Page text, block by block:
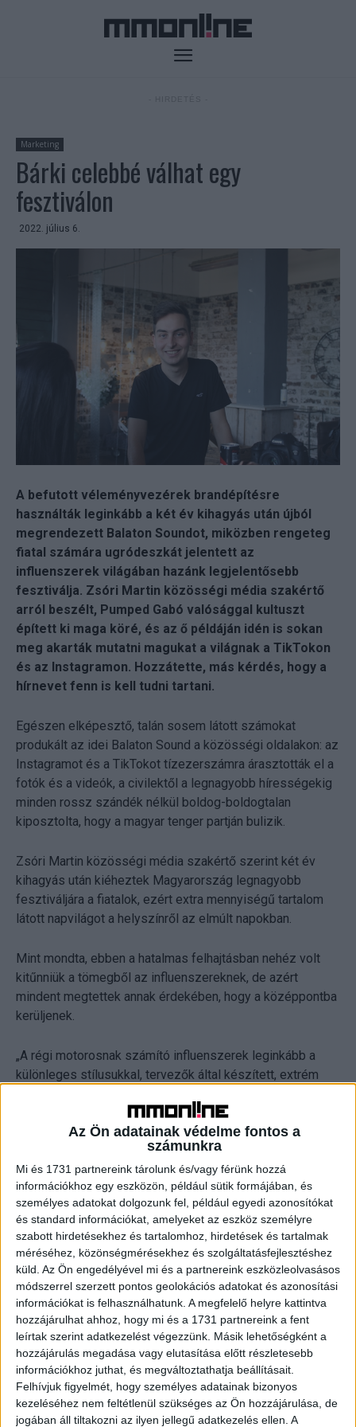
Az Ön adatainak védelme fontos a
számunkra
Mi és 1731 partnereink tárolunk és/vagy férünk hozzá
információkhoz egy eszközön, például sütik formájában, és
személyes adatokat dolgozunk fel, például egyedi azonosítókat
és standard információkat, amelyeket az eszköz személyre
szabott hirdetésekhez és tartalomhoz, hirdetések és tartalmak
méréséhez, közönségmérésekhez és szolgáltatásfejlesztéshez
küld. Az Ön engedélyével mi és a partnereink eszközleolvasásos
módszerrel szerzett pontos geolokációs adatokat és azonosítási
információkat is felhasználhatunk. A megfelelő helyre kattintva
hozzájárulhat ahhoz, hogy mi és a 1731 partnereink a fent
leírtak szerint adatkezelést végezzünk. Másik lehetőségként a
hozzájárulás megadása vagy elutasítása előtt részletesebb
információkhoz juthat, és megváltoztathatja beállításait.
Felhívjuk figyelmét, hogy személyes adatainak bizonyos
kezeléséhez nem feltétlenül szükséges az Ön hozzájárulása, de
jogában áll tiltakozni az ilyen jellegű adatkezelés ellen. A
Marketing
Bárki celebbé válhat egy
fesztiválon
2022. július 6.
A befutott véleményvezérek brandépítésre
használták leginkább a két év kihagyás után újból
megrendezett Balaton Soundot, miközben rengeteg
fiatal számára ugródeszkát jelentett az
influenszerek világában hazánk legjelentősebb
fesztiválja. Zsóri Martin közösségi média szakértő
arról beszélt, Pumped Gabó valósággal kultuszt
épített ki maga köré, és az ő példáján idén is sokan
meg akarták mutatni magukat a világnak a TikTokon
és az Instagramon. Hozzátette, más kérdés, hogy a
hírnevet fenn is kell tudni tartani.
Egészen elképesztő, talán sosem látott számokat
produkált az idei Balaton Sound a közösségi oldalakon: az
Instagramot és a TikTokot tízezerszámra árasztották el a
fotók és a videók, a civilektől a legnagyobb hírességekig
minden rossz szándék nélkül boldog-boldogtalan
kiposztolta, hogy a magyar tenger partján bulizik.
Zsóri Martin közösségi média szakértő szerint két év
kihagyás után kiéheztek Magyarország legnagyobb
fesztiváljára a fiatalok, ezért extra mennyiségű tartalom
látott napvilágot a helyszínről az elmúlt napokban.
Mint mondta, ebben a hatalmas felhajtásban nehéz volt
kitűnniük a tömegből az influenszereknek, de azért
mindent megtettek annak érdekében, hogy a középpontba
kerüljenek.
„A régi motorosnak számító influenszerek leginkább a
különleges stílusukkal, tervezők által készített, extrém
számít már polgárpukkasztónak. A férfiak emellett
szeretnek villogni a testükkel is. A celebek számára ez
kitűnő brandépítési lehetőség, ezért úgy közvetítettek
szinte minden lépésükről a közösségi oldalakon, mintha
az kötelező lenne” – fogalmazott az influenszer
menedzser.
Példaként említette Pumped Gabó esetét, akinek neve
szorosan fűződik a Balaton Soundhoz, hiszen a sajtó
annak idején itt fedezte fel őt. Azóta valósággal kultuszt
épített ki maga köré, csütörtökön ugyanis a felhívására
több tucatnyian csatlakoztak hozzá egy kora délutáni
bevásárláshoz is.
Ugródeszka a celebséghez
Zsóri Martin szerint persze a rögtönzött